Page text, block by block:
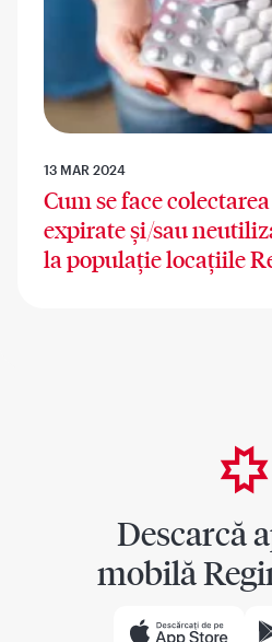
13 MAR 2024
Cum se face
expirate și/sau
la populație locațiile
Descarcă
mobilă